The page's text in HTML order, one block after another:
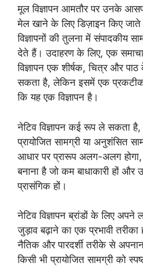
मूल विज्ञापन आमतौर पर उनके
मेल खाने के लिए डिज़ाइन किए जाते
विज्ञापनों की तुलना में संपादकीय
देते हैं। उदाहरण के लिए, एक
विज्ञापन एक शीर्षक, चित्र और
सकता है, लेकिन इसमें एक
कि यह एक विज्ञापन है।
नेटिव विज्ञापन कई रूप ले सकता है,
प्रायोजित सामग्री या अनुशंसित
आधार पर प्रारूप अलग-अलग होगा,
बनाना है जो कम बाधाकारी हों और
प्रासंगिक हों।
नेटिव विज्ञापन ब्रांडों के लिए
जुड़ाव बढ़ाने का एक प्रभावी
नैतिक और पारदर्शी तरीके से
किसी भी प्रायोजित सामग्री को